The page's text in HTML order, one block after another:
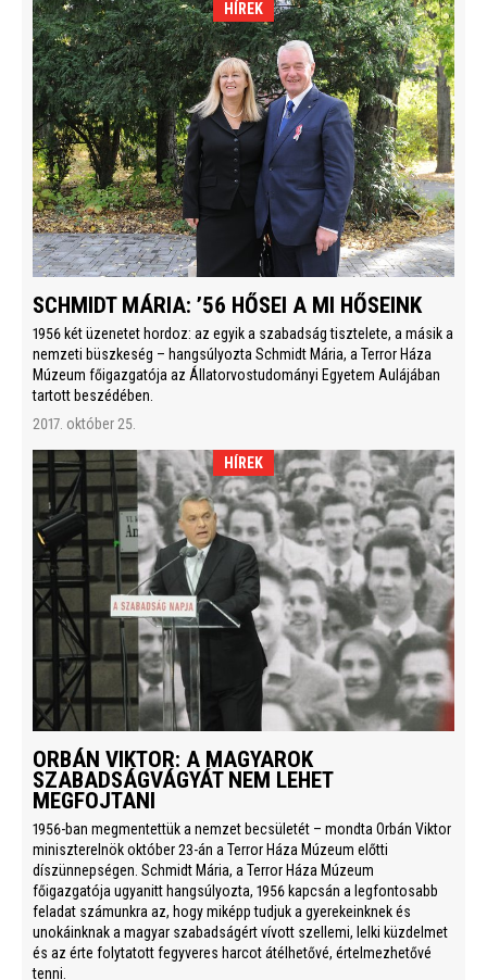
HÍREK
SCHMIDT MÁRIA: ’56 HŐSEI A MI HŐSEINK
1956 két üzenetet hordoz: az egyik a szabadság tisztelete, a másik a
nemzeti büszkeség – hangsúlyozta Schmidt Mária, a Terror Háza
Múzeum főigazgatója az Állatorvostudományi Egyetem Aulájában
tartott beszédében.
2017. október 25.
HÍREK
ORBÁN VIKTOR: A MAGYAROK
SZABADSÁGVÁGYÁT NEM LEHET
MEGFOJTANI
1956-ban megmentettük a nemzet becsületét – mondta Orbán Viktor
miniszterelnök október 23-án a Terror Háza Múzeum előtti
díszünnepségen. Schmidt Mária, a Terror Háza Múzeum
főigazgatója ugyanitt hangsúlyozta, 1956 kapcsán a legfontosabb
feladat számunkra az, hogy miképp tudjuk a gyerekeinknek és
unokáinknak a magyar szabadságért vívott szellemi, lelki küzdelmet
és az érte folytatott fegyveres harcot átélhetővé, értelmezhetővé
tenni.